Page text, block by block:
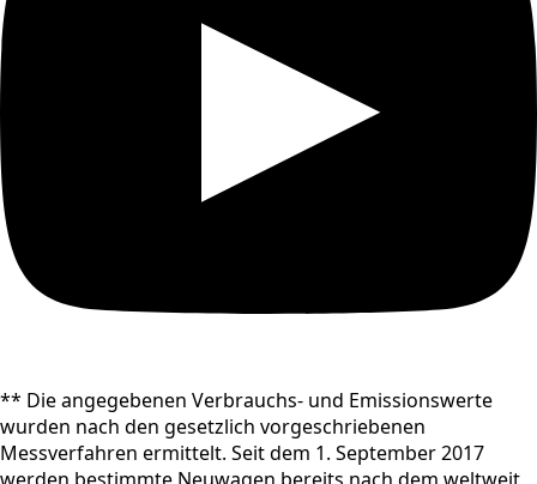
** Die angegebenen Verbrauchs- und Emissionswerte
wurden nach den gesetzlich vorgeschriebenen
Messverfahren ermittelt. Seit dem 1. September 2017
werden bestimmte Neuwagen bereits nach dem weltweit